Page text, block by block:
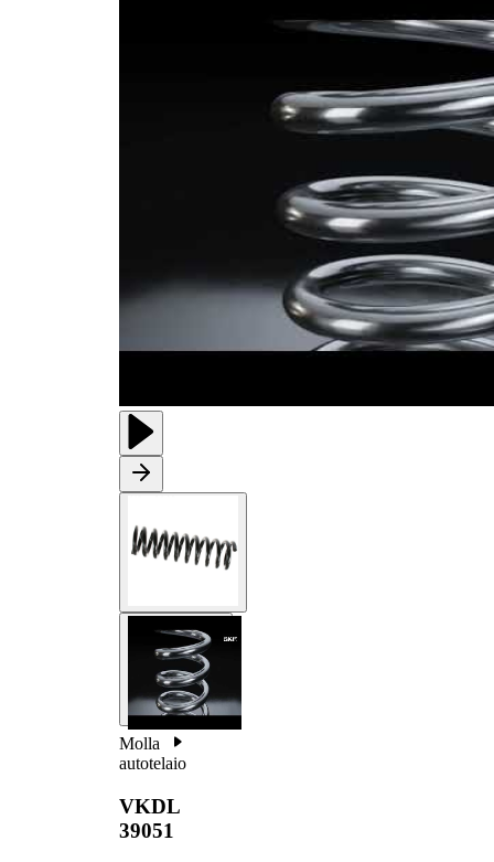
Molla
autotelaio
VKDL
39051